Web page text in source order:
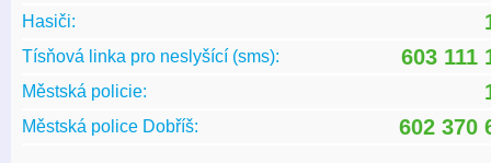
Hasiči:
Tísňová linka pro neslyšící (sms): 603 111
Městská policie:
Městská police Dobříš: 602 370